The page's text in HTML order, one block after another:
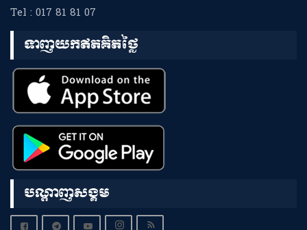
Tel : 017 81 81 07
ទាញយកឥតគិតថ្លៃ
បណ្តាញសង្គម